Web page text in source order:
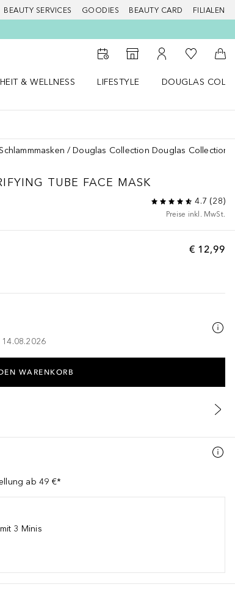
BEAUTY SERVICES GOODIES BEAUTY CARD FILIALEN
Zum Storefinder
Zu Meinem
Zu Meiner
& WELLNESS
LIFESTYLE
DOUGLAS
Douglas Collection Douglas Collection
TUBE FACE MASK
4.7 (28)
Preise inkl. MwSt.
€ 12,99
WARENKORB
ab 49 €*
3 Minis